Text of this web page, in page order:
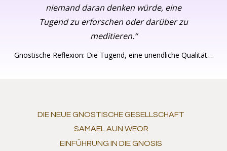
niemand daran denken würde, eine
Tugend zu erforschen oder darüber zu
meditieren.“
Gnostische Reflexion: Die Tugend, eine unendliche Qualität…
DIE NEUE GNOSTISCHE GESELLSCHAFT
SAMAEL AUN WEOR
EINFÜHRUNG IN DIE GNOSIS